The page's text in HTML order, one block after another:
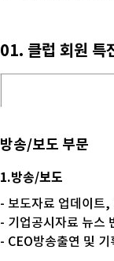
01.클럽회원특
방송/보도부문
1.방송/보도
-보도자료업데이트
-기업공시자료뉴스
-CEO방송출연및